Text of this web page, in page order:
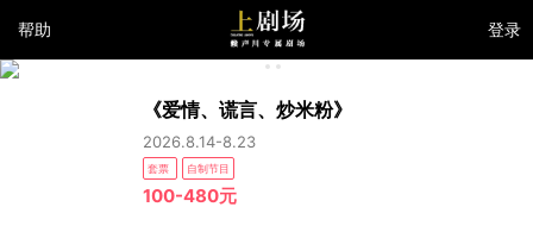
帮助 登录
《爱情、谎言、炒米粉》
2026.8.14-8.23
套票 自制节目
100-480元